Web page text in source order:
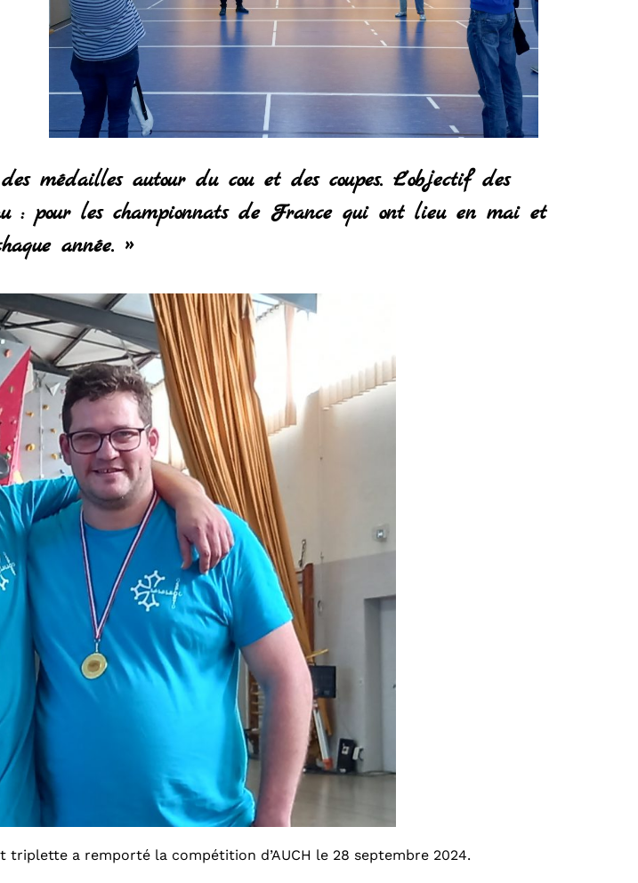
médailles autour du cou et des coupes. L’objectif des
: pour les championnats de France qui ont lieu en mai et
année. »
a remporté la compétition d’AUCH le 28 septembre 2024.